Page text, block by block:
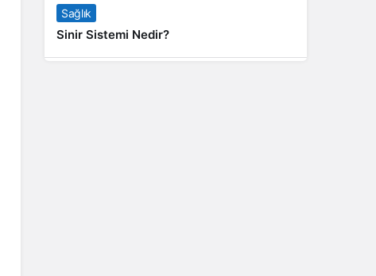
Sağlık
Sinir Sistemi Nedir?